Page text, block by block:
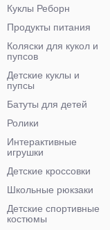
Куклы Реборн
Продукты питания
Коляски для кукол и
пупсов
Детские куклы и
пупсы
Батуты для детей
Ролики
Интерактивные
игрушки
Детские кроссовки
Школьные рюкзаки
Детские спортивные
костюмы